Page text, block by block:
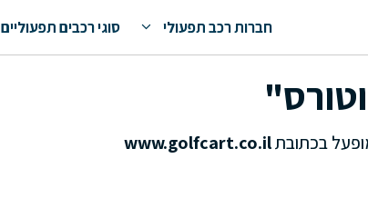
חברות רכב תפעולי סוגי רכבים תפעוליים
בכתובתwww.golfcart.co.il